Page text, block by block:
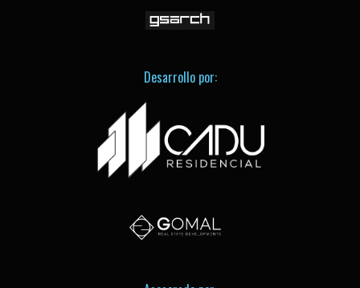
Desarrollo por: